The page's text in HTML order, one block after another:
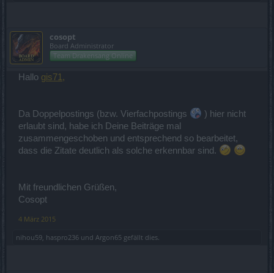
cosopt
Board Administrator
Team Drakensang Online
Hallo gis71,
Da Doppelpostings (bzw. Vierfachpostings
) hier nicht
erlaubt sind, habe ich Deine Beiträge mal
zusammengeschoben und entsprechend so bearbeitet,
dass die Zitate deutlich als solche erkennbar sind.
Mit freundlichen Grüßen,
Cosopt
4 März 2015
nihou59 haspro236 und Argon65 gefällt dies.